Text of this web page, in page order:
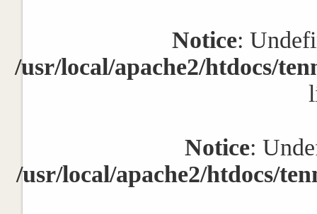
Notice:
/usr/local/apache2/htdocs/
Notice:
/usr/local/apache2/htdocs/